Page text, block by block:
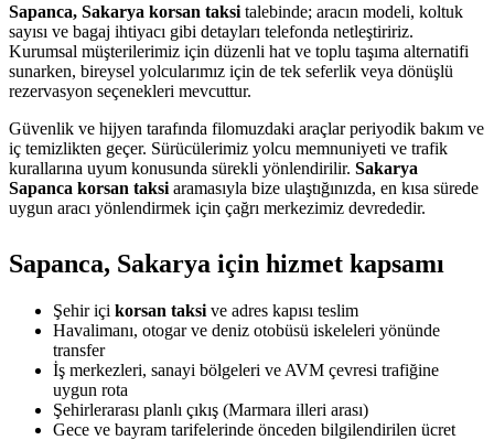
Sapanca, Sakarya korsan taksi talebinde; aracın modeli, koltuk
sayısı ve bagaj ihtiyacı gibi detayları telefonda netleştiririz.
Kurumsal müşterilerimiz için düzenli hat ve toplu taşıma alternatifi
sunarken, bireysel yolcularımız için de tek seferlik veya dönüşlü
rezervasyon seçenekleri mevcuttur.
Güvenlik ve hijyen tarafında filomuzdaki araçlar periyodik bakım ve
iç temizlikten geçer. Sürücülerimiz yolcu memnuniyeti ve trafik
kurallarına uyum konusunda sürekli yönlendirilir. Sakarya
Sapanca korsan taksi aramasıyla bize ulaştığınızda, en kısa sürede
uygun aracı yönlendirmek için çağrı merkezimiz devrededir.
Sapanca, Sakarya için hizmet kapsamı
Şehir içi korsan taksi ve adres kapısı teslim
Havalimanı, otogar ve deniz otobüsü iskeleleri yönünde
transfer
İş merkezleri, sanayi bölgeleri ve AVM çevresi trafiğine
uygun rota
Şehirlerarası planlı çıkış (Marmara illeri arası)
Gece ve bayram tarifelerinde önceden bilgilendirilen ücret